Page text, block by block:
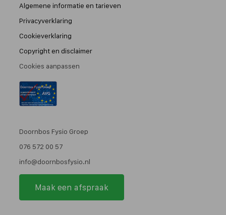
Algemene informatie en tarieven
Privacyverklaring
Cookieverklaring
Copyright en disclaimer
Cookies aanpassen
Doornbos Fysio Groep
076 572 00 57
info@doornbosfysio.nl
Maak een afspraak